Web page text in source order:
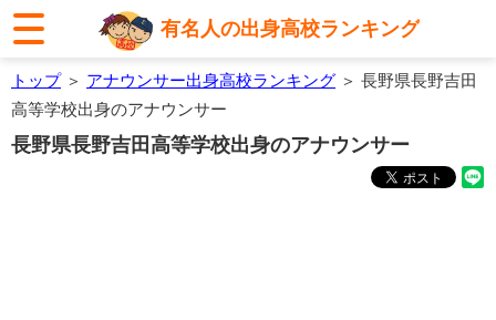
有名人の出身高校ランキング
トップ＞ アナウンサー出身高校ランキング ＞ 長野県長野吉田
高等学校出身のアナウンサー
長野県長野吉田高等学校出身のアナウンサー